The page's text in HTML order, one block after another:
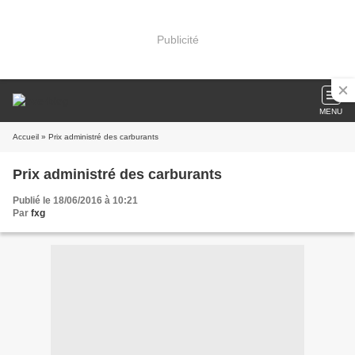
Publicité
MENU
Accueil » Prix administré des carburants
Prix administré des carburants
Publié le 18/06/2016 à 10:21
Par fxg